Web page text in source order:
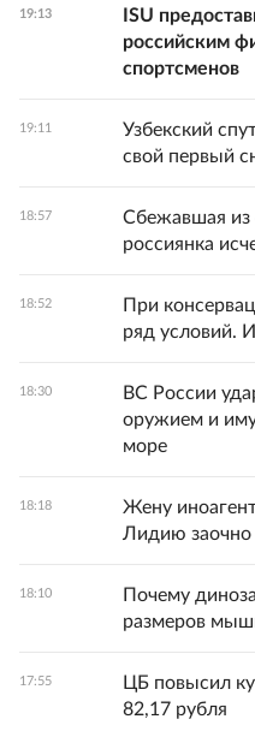
19:13
ISU
российским
спортсменов
19:11
Узбекский
свой первый
18:57
Сбежавшая из
россиянка
18:52
При
ряд условий.
18:30
ВС России
оружием и
море
18:18
Жену
Лидию заочно
18:10
Почему
размеров
17:55
ЦБ повысил
82,17 рубля